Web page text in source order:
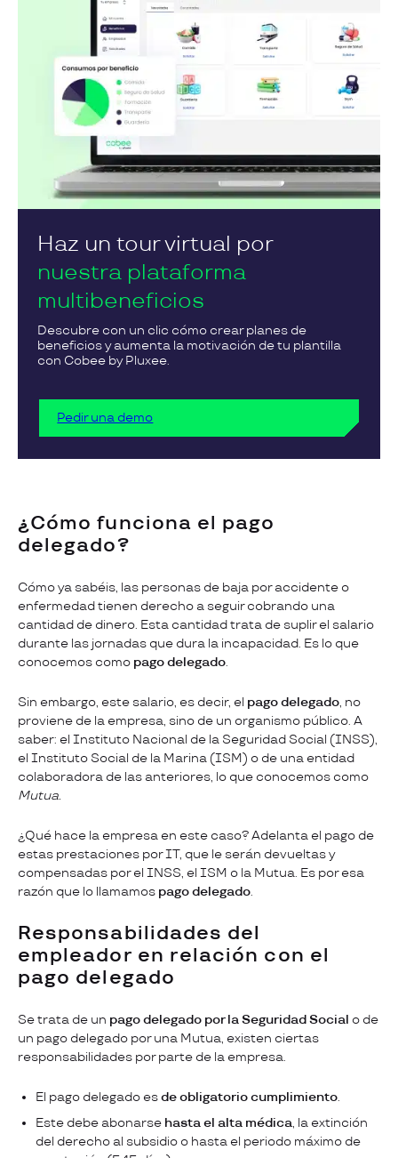
Haz un tour virtual por
nuestra plataforma
multibeneficios
Descubre con un clic cómo crear planes de
beneficios y aumenta la motivación de tu plantilla
con Cobee by Pluxee.
Pedir una demo
¿Cómo funciona el pago
delegado?
Cómo ya sabéis, las personas de baja por accidente o
enfermedad tienen derecho a seguir cobrando una
cantidad de dinero. Esta cantidad trata de suplir el salario
durante las jornadas que dura la incapacidad. Es lo que
conocemos como pago delegado.
Sin embargo, este salario, es decir, el pago delegado, no
proviene de la empresa, sino de un organismo público. A
saber: el Instituto Nacional de la Seguridad Social (INSS),
el Instituto Social de la Marina (ISM) o de una entidad
colaboradora de las anteriores, lo que conocemos como
Mutua.
¿Qué hace la empresa en este caso? Adelanta el pago de
estas prestaciones por IT, que le serán devueltas y
compensadas por el INSS, el ISM o la Mutua. Es por esa
razón que lo llamamos pago delegado.
Responsabilidades del
empleador en relación con el
pago delegado
Se trata de un pago delegado por la Seguridad Social o de
un pago delegado por una Mutua, existen ciertas
responsabilidades por parte de la empresa.
El pago delegado esde obligatorio cumplimiento.
Este debe abonarse hasta el alta médica, la extinción
del derecho al subsidio o hasta el periodo máximo de